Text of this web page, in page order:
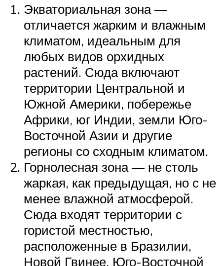
Экваториальная зона —
отличается жарким и влажным
климатом, идеальным для
любых видов орхидных
растений. Сюда включают
территории Центральной и
Южной Америки, побережье
Африки, юг Индии, земли Юго-
Восточной Азии и другие
регионы со сходным климатом.
Горнолесная зона — не столь
жаркая, как предыдущая, но с не
менее влажной атмосферой.
Сюда входят территории с
гористой местностью,
расположенные в Бразилии,
Новой Гвинее, Юго-Восточной